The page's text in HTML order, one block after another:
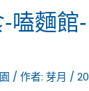
嗑麵館
/ 作者: 芽月 /